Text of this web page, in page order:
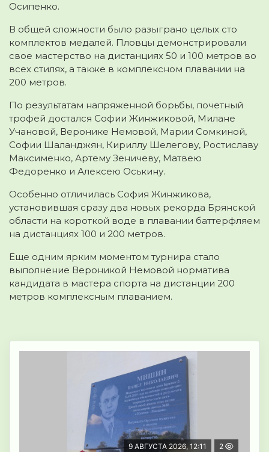
Осипенко.
В общей сложности было разыграно целых сто
комплектов медалей. Пловцы демонстрировали
свое мастерство на дистанциях 50 и 100 метров во
всех стилях, а также в комплексном плавании на
200 метров.
По результатам напряженной борьбы, почетный
трофей достался Софии Жинжиковой, Милане
Учановой, Веронике Немовой, Марии Сомкиной,
Софии Шаланджян, Кириллу Шелегову, Ростиславу
Максименко, Артему Зеничеву, Матвею
Федоренко и Алексею Оськину.
Особенно отличилась София Жинжикова,
установившая сразу два новых рекорда Брянской
области на короткой воде в плавании баттерфляем
на дистанциях 100 и 200 метров.
Еще одним ярким моментом турнира стало
выполнение Вероникой Немовой норматива
кандидата в мастера спорта на дистанции 200
метров комплексным плаванием.
9 АВГУСТА 2026, 12:11 2